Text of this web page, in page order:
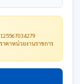
าคาหน่วยงานราชการ